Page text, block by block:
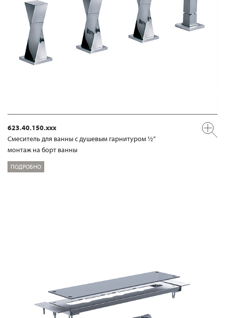
623.40.150.xxx
Смеситель для ванны с душевым гарнитуром ½“
монтаж на борт ванны
ПОДРОБНО